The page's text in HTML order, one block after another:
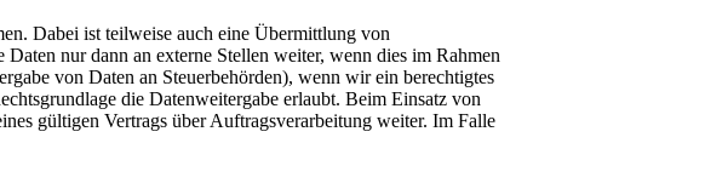
Dabei ist teilweise auch eine Übermittlung von
nur dann an externe Stellen weiter, wenn dies im Rahmen
von Daten an Steuerbehörden), wenn wir ein berechtigtes
die Datenweitergabe erlaubt. Beim Einsatz von
gültigen Vertrags über Auftragsverarbeitung weiter. Im Falle